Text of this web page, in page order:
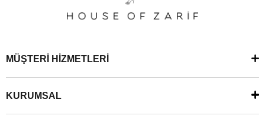
MÜŞTERİ HİZMETLERİ
KURUMSAL